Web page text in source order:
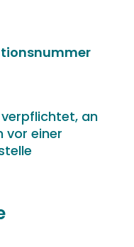
an
vor einer